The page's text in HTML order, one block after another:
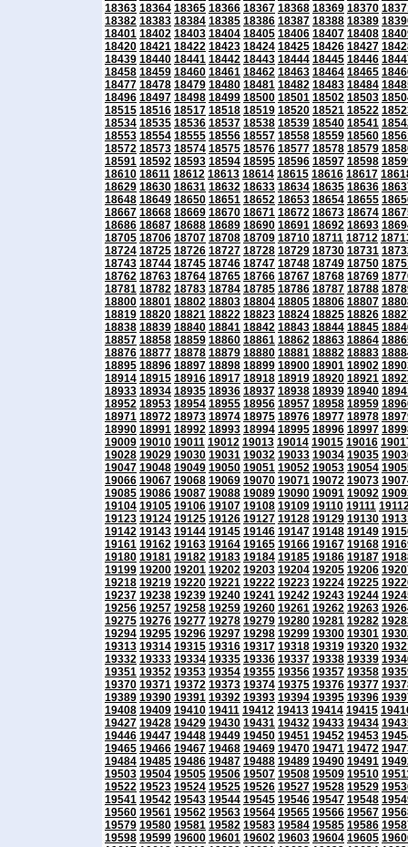
18363 18364 18365 18366 18367 18368 18369 18370
18382 18383 18384 18385 18386 18387 18388 18389
18401 18402 18403 18404 18405 18406 18407 18408
18420 18421 18422 18423 18424 18425 18426 18427
18439 18440 18441 18442 18443 18444 18445 18446
18458 18459 18460 18461 18462 18463 18464 18465
18477 18478 18479 18480 18481 18482 18483 18484
18496 18497 18498 18499 18500 18501 18502 18503
18515 18516 18517 18518 18519 18520 18521 18522
18534 18535 18536 18537 18538 18539 18540 18541
18553 18554 18555 18556 18557 18558 18559 18560
18572 18573 18574 18575 18576 18577 18578 18579
18591 18592 18593 18594 18595 18596 18597 18598
18610 18611 18612 18613 18614 18615 18616 18617
18629 18630 18631 18632 18633 18634 18635 18636
18648 18649 18650 18651 18652 18653 18654 18655
18667 18668 18669 18670 18671 18672 18673 18674
18686 18687 18688 18689 18690 18691 18692 18693
18705 18706 18707 18708 18709 18710 18711 18712
18724 18725 18726 18727 18728 18729 18730 18731
18743 18744 18745 18746 18747 18748 18749 18750
18762 18763 18764 18765 18766 18767 18768 18769
18781 18782 18783 18784 18785 18786 18787 18788
18800 18801 18802 18803 18804 18805 18806 18807
18819 18820 18821 18822 18823 18824 18825 18826
18838 18839 18840 18841 18842 18843 18844 18845
18857 18858 18859 18860 18861 18862 18863 18864
18876 18877 18878 18879 18880 18881 18882 18883
18895 18896 18897 18898 18899 18900 18901 18902
18914 18915 18916 18917 18918 18919 18920 18921
18933 18934 18935 18936 18937 18938 18939 18940
18952 18953 18954 18955 18956 18957 18958 18959
18971 18972 18973 18974 18975 18976 18977 18978
18990 18991 18992 18993 18994 18995 18996 18997
19009 19010 19011 19012 19013 19014 19015 19016
19028 19029 19030 19031 19032 19033 19034 19035
19047 19048 19049 19050 19051 19052 19053 19054
19066 19067 19068 19069 19070 19071 19072 19073
19085 19086 19087 19088 19089 19090 19091 19092
19104 19105 19106 19107 19108 19109 19110 19111
19123 19124 19125 19126 19127 19128 19129 19130
19142 19143 19144 19145 19146 19147 19148 19149
19161 19162 19163 19164 19165 19166 19167 19168
19180 19181 19182 19183 19184 19185 19186 19187
19199 19200 19201 19202 19203 19204 19205 19206
19218 19219 19220 19221 19222 19223 19224 19225
19237 19238 19239 19240 19241 19242 19243 19244
19256 19257 19258 19259 19260 19261 19262 19263
19275 19276 19277 19278 19279 19280 19281 19282
19294 19295 19296 19297 19298 19299 19300 19301
19313 19314 19315 19316 19317 19318 19319 19320
19332 19333 19334 19335 19336 19337 19338 19339
19351 19352 19353 19354 19355 19356 19357 19358
19370 19371 19372 19373 19374 19375 19376 19377
19389 19390 19391 19392 19393 19394 19395 19396
19408 19409 19410 19411 19412 19413 19414 19415
19427 19428 19429 19430 19431 19432 19433 19434
19446 19447 19448 19449 19450 19451 19452 19453
19465 19466 19467 19468 19469 19470 19471 19472
19484 19485 19486 19487 19488 19489 19490 19491
19503 19504 19505 19506 19507 19508 19509 19510
19522 19523 19524 19525 19526 19527 19528 19529
19541 19542 19543 19544 19545 19546 19547 19548
19560 19561 19562 19563 19564 19565 19566 19567
19579 19580 19581 19582 19583 19584 19585 19586
19598 19599 19600 19601 19602 19603 19604 19605